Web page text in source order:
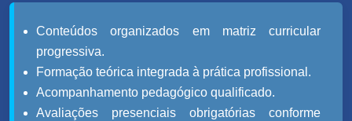
Conteúdos organizados em matriz curricular
progressiva.
Formação teórica integrada à prática profissional.
Acompanhamento pedagógico qualificado.
Avaliações presenciais obrigatórias conforme